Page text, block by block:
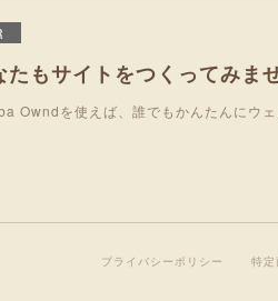
たもサイトをつくってみま
Owndを使えば、誰でもかんたんにウェ
プライバシーポリシー 特